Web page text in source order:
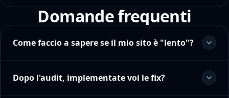
Domande frequenti
Come faccio a sapere se il mio sito è "lento"?
Dopo l'audit, implementate voi le fix?